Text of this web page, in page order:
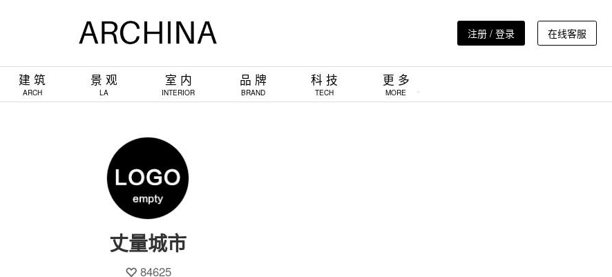
注册 / 登录 在线客服
建 筑
ARCH
景 观
LA
室 内
INTERIOR
品 牌
BRAND
科 技
TECH
更 多
MORE
丈量城市
84625